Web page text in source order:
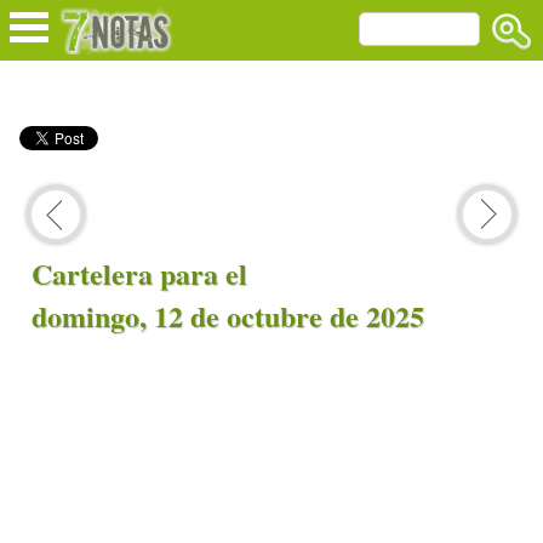
Cartelera para el
domingo, 12 de octubre de 2025